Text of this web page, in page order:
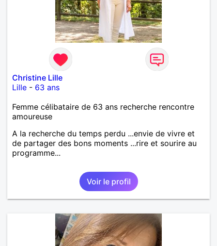
Christine Lille
Lille - 63 ans
Femme célibataire de 63 ans recherche rencontre
amoureuse
A la recherche du temps perdu ...envie de vivre et
de partager des bons moments ...rire et sourire au
programme...
Voir le profil